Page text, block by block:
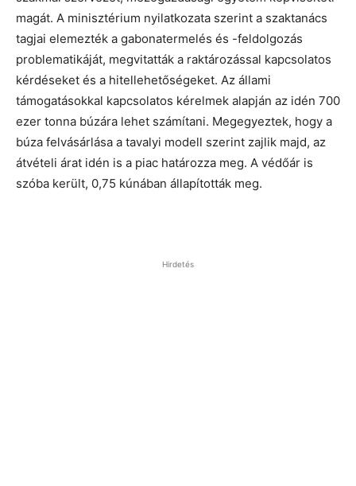
magát. A minisztérium nyilatkozata szerint a szaktanács
tagjai elemezték a gabonatermelés és -feldolgozás
problematikáját, megvitatták a raktározással kapcsolatos
kérdéseket és a hitellehetőségeket. Az állami
támogatásokkal kapcsolatos kérelmek alapján az idén 700
ezer tonna búzára lehet számítani. Megegyeztek, hogy a
búza felvásárlása a tavalyi modell szerint zajlik majd, az
átvételi árat idén is a piac határozza meg. A védőár is
szóba került, 0,75 kúnában állapították meg.
Hirdetés